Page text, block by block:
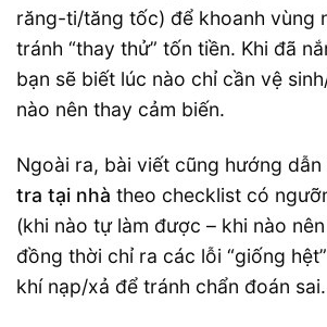
răng-ti/tăng tốc) để khoanh vùng
tránh “thay thử” tốn tiền. Khi đã
bạn sẽ biết lúc nào chỉ cần vệ
nào nên thay cảm biến.
Ngoài ra, bài viết cũng hướng dẫn
tra tại nhà theo checklist có
(khi nào tự làm được – khi nào
đồng thời chỉ ra các lỗi “giống
khí nạp/xả để tránh chẩn đoán sai.